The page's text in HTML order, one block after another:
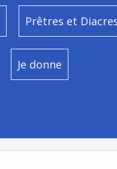
Prêtres et
Je donne